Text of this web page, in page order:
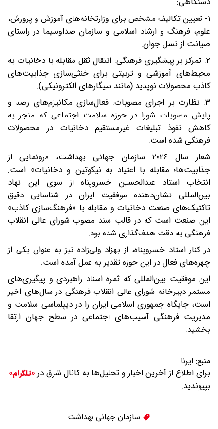
۱- تعیین تکالیف مشخص برای وزارتخانه‌های آموزش و پرورش،
علوم، فرهنگ و ارشاد اسلامی و سازمان صداوسیما در راستای
صیانت از نسل جوان.
۲. تمرکز بر پیشگیری فرهنگی: انتقال ثقل مقابله با دخانیات به
محیط‌های آموزشی و تربیتی برای خنثی‌سازی جذابیت‌های
کاذب محصولات نوپدید (مانند سیگارهای الکترونیکی).
۳. نظارت بر اجرای مصوبات: فعال‌سازی مکانیزم‌های رصد و
پایش مصوبات شورا در حوزه سلامت اجتماعی که منجر به
کاهش نفوذ تبلیغات غیرمستقیم دخانیات در محصولات
فرهنگی شده است.
شعار سال ۲۰۲۶ سازمان جهانی بهداشت، «رونمایی از
جذابیت‌ها؛ مقابله با اعتیاد به نیکوتین و دخانیات» است.
انتخاب استاد عبدالحسین خسروپناه از سوی این نهاد
بین‌المللی نشان‌دهنده موفقیت ایران در شناسایی دقیق
تاکتیک‌های صنعت دخانیات و مقابله با «فرهنگ‌سازی کاذب»
این صنعت است که در قالب سند مصوب شورای عالی انقلاب
فرهنگی به دقت هدف‌گذاری شده بود.
در کنار استاد خسروپناه، از بهزاد ولی‌زاده نیز به عنوان یکی از
چهره‌های فعال در این حوزه تقدیر به عمل آمده است.
این موفقیت بین‌المللی که ثمره اسناد راهبردی و پیگیری‌های
مستمر دبیرخانه شورای عالی انقلاب فرهنگی در سال‌های اخیر
است، جایگاه جمهوری اسلامی ایران را در دیپلماسی سلامت و
مدیریت فرهنگی آسیب‌های اجتماعی در سطح جهان ارتقا
بخشید.
منبع: ایرنا
برای اطلاع از آخرین اخبار و تحلیل‌ها به کانال شرق در «تلگرام»
بپیوندید.
سازمان جهانی بهداشت